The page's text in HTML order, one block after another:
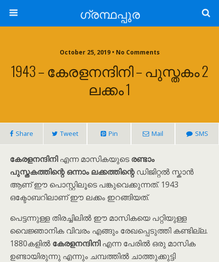
ഗ്രന്ഥപ്പുര
October 25, 2019 • No Comments
1943 – കേരളനന്ദിനി – പുസ്തകം 2
ലക്കം 1
Share Tweet Pin Mail SMS
കേരളനന്ദിനിഎന്ന മാസികയുടെരണ്ടാം
പുസ്തകത്തിന്റെ ഒന്നാം ലക്കത്തിന്റെഡിജിറ്റൽ സ്കാൻ
ആണ് ഈ പൊസ്റ്റിലൂടെ പങ്കുവെക്കുന്നത്. 1943
ഒക്ടോബറിലാണ് ഈ ലക്കം ഇറങ്ങിയത്.
പെട്ടന്നുള്ള തിരച്ചിലിൽ ഈ മാസികയെ പറ്റിയുള്ള
വൈജ്ഞാനിക വിവരം എങ്ങും രേഖപ്പെടുത്തി കണ്ടില്ല.
1880കളിൽ കേരളനന്ദിനിഎന്ന പേരിൽ ഒരു മാസിക
ഉണ്ടായിരുന്നു എന്നും ചമ്പത്തിൽ ചാത്തുക്കുട്ടി